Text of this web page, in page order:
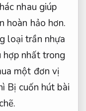
nhau giúp
hoàn hảo hơn.
loại trần nhựa
hợp nhất trong
một đơn vị
Bị cuốn hút bài